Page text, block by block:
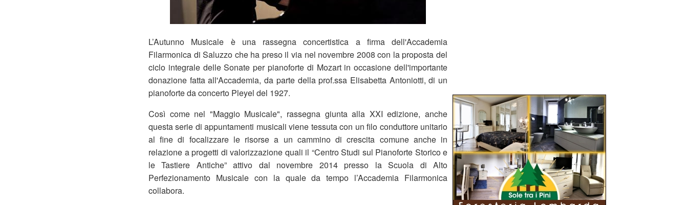
L’Autunno Musicale è una rassegna concertistica a firma dell'Accademia
Filarmonica di Saluzzo che ha preso il via nel novembre 2008 con la proposta del
ciclo integrale delle Sonate per pianoforte di Mozart in occasione dell'importante
donazione fatta all'Accademia, da parte della prof.ssa Elisabetta Antoniotti, di un
pianoforte da concerto Pleyel del 1927.
Così come nel "Maggio Musicale", rassegna giunta alla XXI edizione, anche
questa serie di appuntamenti musicali viene tessuta con un filo conduttore unitario
al fine di focalizzare le risorse a un cammino di crescita comune anche in
relazione a progetti di valorizzazione quali il “Centro Studi sul Pianoforte Storico e
le Tastiere Antiche” attivo dal novembre 2014 presso la Scuola di Alto
Perfezionamento Musicale con la quale da tempo l’Accademia Filarmonica
collabora.